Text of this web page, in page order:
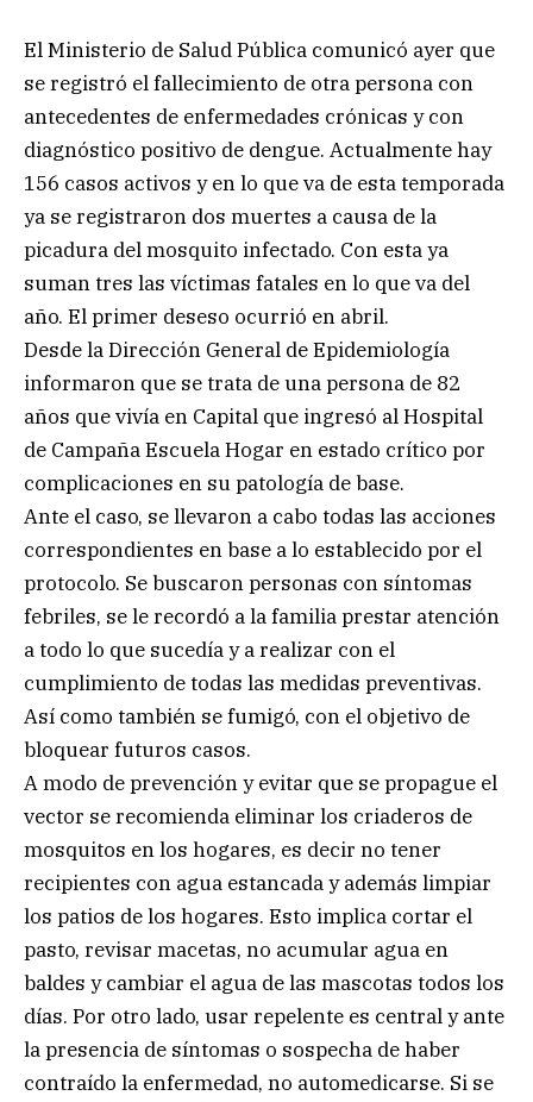
El Ministerio de Salud Pública comunicó ayer que
se registró el fallecimiento de otra persona con
antecedentes de enfermedades crónicas y con
diagnóstico positivo de dengue. Actualmente hay
156 casos activos y en lo que va de esta temporada
ya se registraron dos muertes a causa de la
picadura del mosquito infectado. Con esta ya
suman tres las víctimas fatales en lo que va del
año. El primer deseso ocurrió en abril.
Desde la Dirección General de Epidemiología
informaron que se trata de una persona de 82
años que vivía en Capital que ingresó al Hospital
de Campaña Escuela Hogar en estado crítico por
complicaciones en su patología de base.
Ante el caso, se llevaron a cabo todas las acciones
correspondientes en base a lo establecido por el
protocolo. Se buscaron personas con síntomas
febriles, se le recordó a la familia prestar atención
a todo lo que sucedía y a realizar con el
cumplimiento de todas las medidas preventivas.
Así como también se fumigó, con el objetivo de
bloquear futuros casos.
A modo de prevención y evitar que se propague el
vector se recomienda eliminar los criaderos de
mosquitos en los hogares, es decir no tener
recipientes con agua estancada y además limpiar
los patios de los hogares. Esto implica cortar el
pasto, revisar macetas, no acumular agua en
baldes y cambiar el agua de las mascotas todos los
días. Por otro lado, usar repelente es central y ante
la presencia de síntomas o sospecha de haber
contraído la enfermedad, no automedicarse. Si se